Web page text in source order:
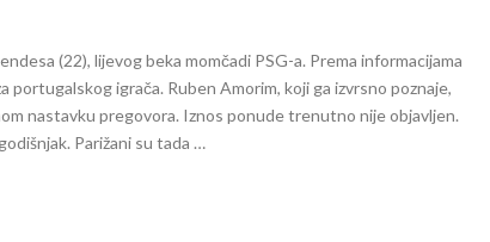
i Alkaraz otkazuju, Zverev bez forme odmah ispao
od 600 dana. Odmah ide na pozajmicu?
prelazi u Premijer ligu!
(22), lijevog beka momčadi PSG-a. Prema informacijama
igrača. Ruben Amorim, koji ga izvrsno poznaje,
nastavku pregovora. Iznos ponude trenutno nije objavljen.
Parižani su tada …